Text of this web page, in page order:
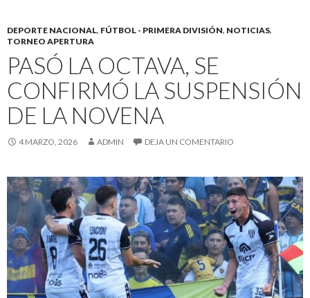
DEPORTE NACIONAL, FÚTBOL - PRIMERA DIVISIÓN, NOTICIAS,
TORNEO APERTURA
PASÓ LA OCTAVA, SE
CONFIRMÓ LA SUSPENSIÓN
DE LA NOVENA
4 MARZO, 2026 ADMIN DEJA UN COMENTARIO